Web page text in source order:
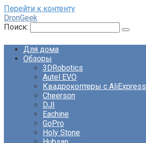
Перейти к контенту
DronGeek
Поиск:
Для дома
Обзоры
3DRobotics
Autel EVO
Квадрокоптеры с AliExpress
Cheerson
DJI
Eachine
GoPro
Holy Stone